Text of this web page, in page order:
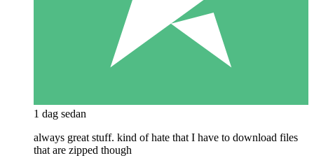
1 dag sedan
always great stuff. kind of hate that I have to download files
that are zipped though